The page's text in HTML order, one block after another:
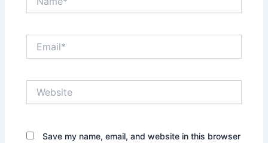
Save my name, email, and website in this browser